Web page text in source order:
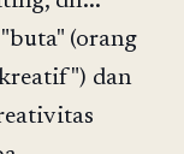
(orang
dan